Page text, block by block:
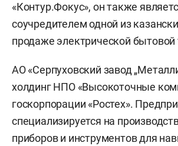
«Контур.Фокус», он также
соучредителем одной из
продаже электрической бытовой
АО «Серпуховский завод
холдинг НПО «Высокоточные
госкорпорации «Ростех».
специализируется на
приборов и инструментов для